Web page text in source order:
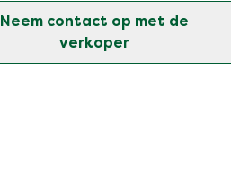
Neem contact op met de
verkoper